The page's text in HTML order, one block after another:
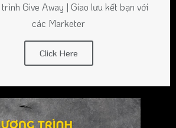
Give Away | Giao lưu kết bạn với
các Marketer
Click Here